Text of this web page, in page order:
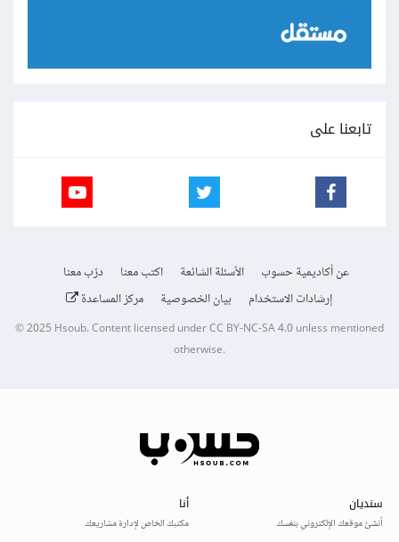
تابعنا على
عن أكاديمية حسوب الأسئلة الشائعة اكتب معنا
درّب معنا
إرشادات الاستخدام
بيان الخصوصية مركز المساعدة
© 2025Hsoub.Content licensed underCC BY-NC-SA 4.0unless mentioned
otherwise.